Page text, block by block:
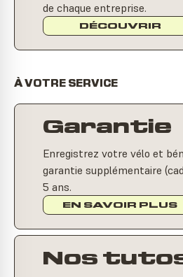
de chaque entreprise.
DÉCOUVRIR
À VOTRE SERVICE
Garantie
Enregistrez votre vélo et
garantie supplémentaire
5 ans.
EN SAVOIR PLUS
Nos